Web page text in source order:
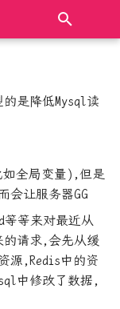
是降低Mysql读
全局变量),但是
会让服务器GG
等等来对最近从
的请求,会先从缓
源,Redis中的资
中修改了数据,